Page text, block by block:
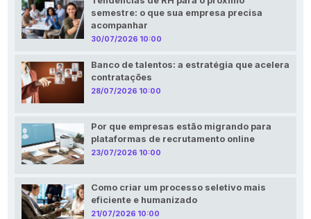
semestre: o que sua empresa precisa
acompanhar
30/07/2026 10:00
Banco de talentos: a estratégia que acelera
contratações
28/07/2026 10:00
Por que empresas estão migrando para
plataformas de recrutamento online
23/07/2026 10:00
Como criar um processo seletivo mais
eficiente e humanizado
21/07/2026 10:00